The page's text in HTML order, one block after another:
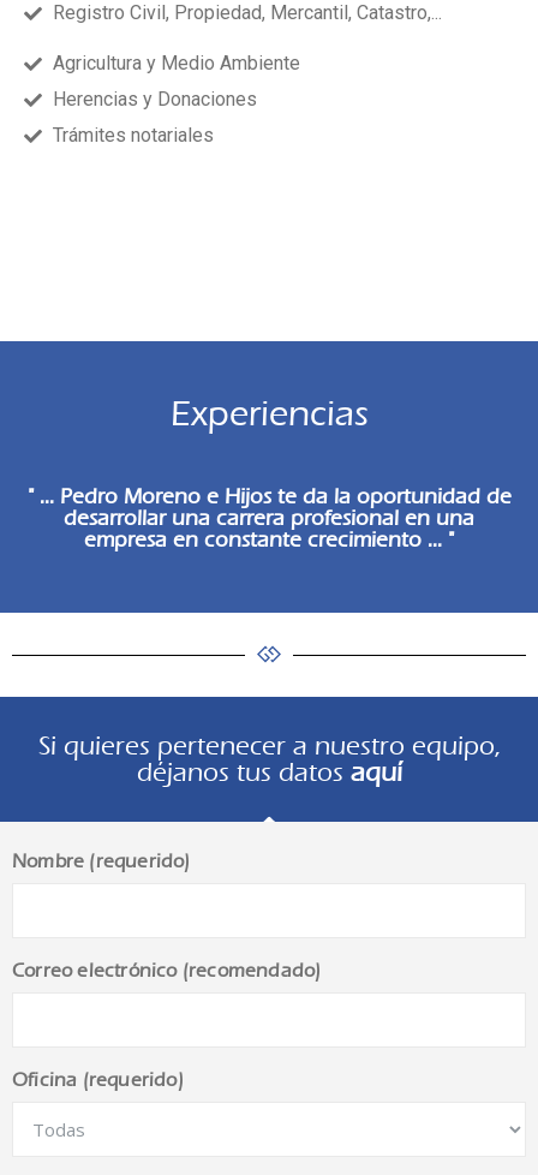
Registro Civil, Propiedad, Mercantil, Catastro,...
Agricultura y Medio Ambiente
Herencias y Donaciones
Trámites notariales
Experiencias
" ... Pedro Moreno e Hijos te da la oportunidad de
desarrollar una carrera profesional en una
empresa en constante crecimiento ... "
Si quieres pertenecer a nuestro equipo,
déjanos tus datos aquí
Nombre (requerido)
Correo electrónico (recomendado)
Oficina (requerido)